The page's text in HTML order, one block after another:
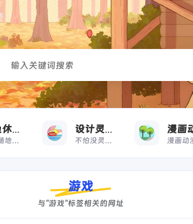
摸鱼休闲
随时随地，想摸就摸
设计灵感
不怕没灵感，来借鉴
游戏
与"游戏"标签相关的网址